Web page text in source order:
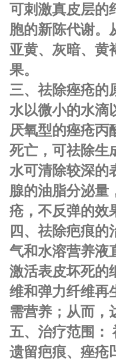
可刺激真皮层的
胞的新陈代谢。
亚黄、灰暗、黄
果。
三、祛除痤疮的
水以微小的水滴
厌氧型的痤疮丙
死亡，可祛除生
水可清除较深的
腺的油脂分泌量
疮，不反弹的效
四、祛除疤痕的
气和水溶营养液
激活表皮坏死的
维和弹力纤维再
需营养；从而，
五、治疗范围：
遗留疤痕、痤疮